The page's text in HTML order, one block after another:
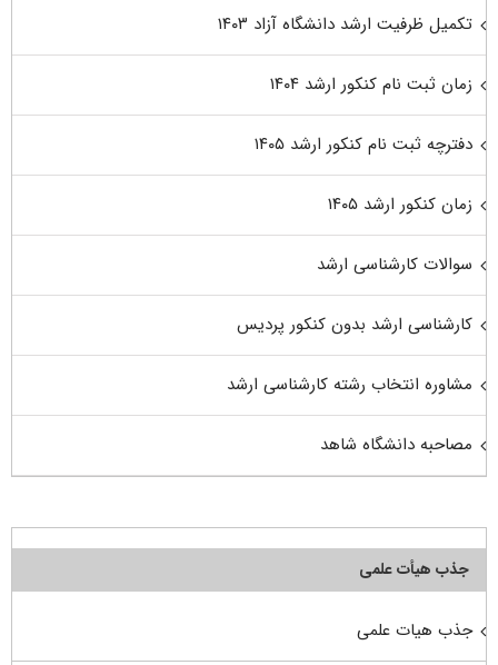
تکمیل ظرفیت ارشد دانشگاه آزاد ۱۴۰۳
زمان ثبت نام کنکور ارشد ۱۴۰۴
دفترچه ثبت نام کنکور ارشد ۱۴۰۵
زمان کنکور ارشد ۱۴۰۵
سوالات کارشناسی ارشد
کارشناسی ارشد بدون کنکور پردیس
مشاوره انتخاب رشته کارشناسی ارشد
مصاحبه دانشگاه شاهد
جذب هیأت علمی
جذب هیات علمی